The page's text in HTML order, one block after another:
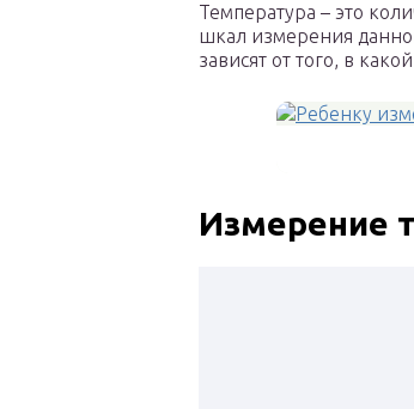
Температура – это
шкал измерения
зависят от того, в
Измерение